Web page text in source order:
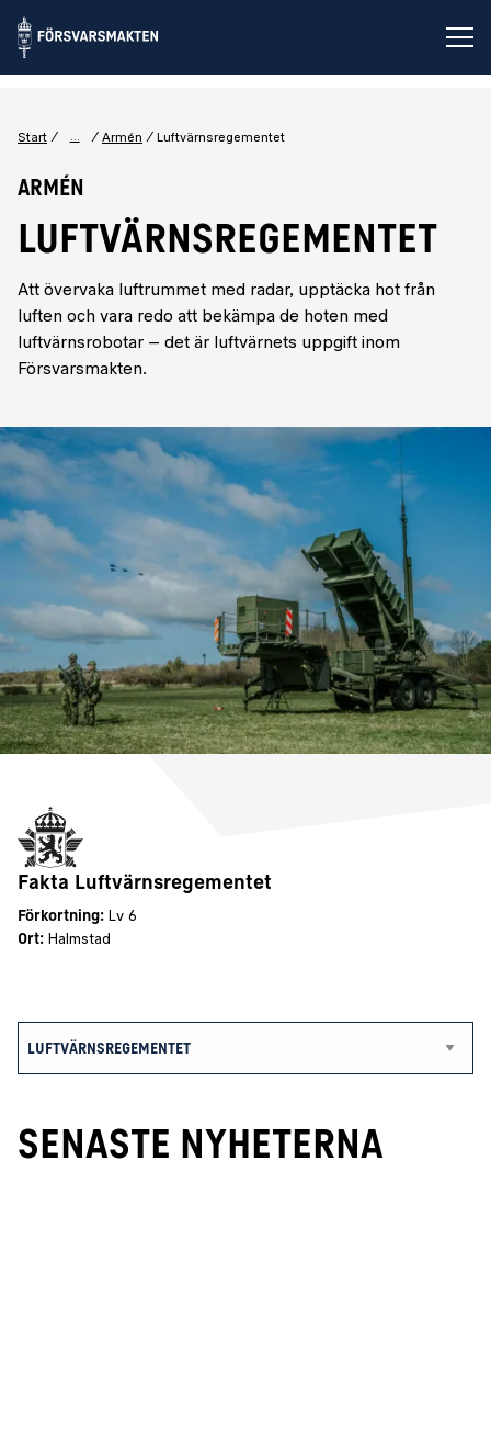
Start ... Armén Luftvärnsregementet
Armén
LUFTVÄRNSREGEMENTET
Att övervaka luftrummet med radar, upptäcka hot från
luften och vara redo att bekämpa de hoten med
luftvärnsrobotar – det är luftvärnets uppgift inom
Försvarsmakten.
Fakta Luftvärnsregementet
Förkortning: Lv 6
Ort: Halmstad
SENASTE NYHETERNA